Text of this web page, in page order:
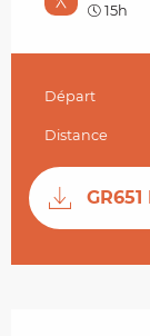
15h
Départ
Distance